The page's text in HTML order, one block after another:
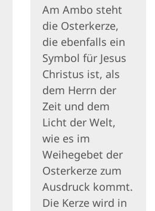
Am Ambo steht
die Osterkerze,
die ebenfalls ein
Symbol für Jesus
Christus ist, als
dem Herrn der
Zeit und dem
Licht der Welt,
wie es im
Weihegebet der
Osterkerze zum
Ausdruck kommt.
Die Kerze wird in